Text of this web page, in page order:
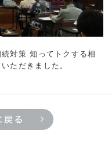
対策 知ってトクする相
ただきました。